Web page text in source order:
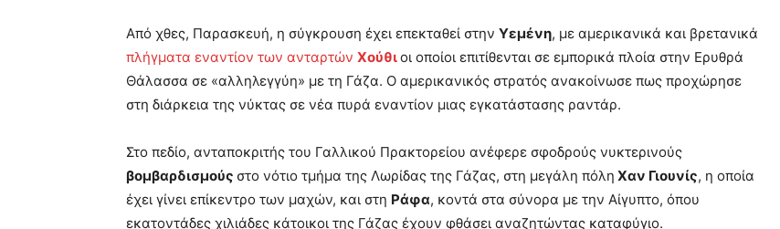
Από χθες, Παρασκευή, η σύγκρουση έχει επεκταθεί στην Υεμένη, με αμερικανικά και βρετανικά
πλήγματα εναντίον των ανταρτών Χούθιοι οποίοι επιτίθενται σε εμπορικά πλοία στην Ερυθρά
Θάλασσα σε «αλληλεγγύη» με τη Γάζα. Ο αμερικανικός στρατός ανακοίνωσε πως προχώρησε
στη διάρκεια της νύκτας σε νέα πυρά εναντίον μιας εγκατάστασης ραντάρ.
Στο πεδίο, ανταποκριτής του Γαλλικού Πρακτορείου ανέφερε σφοδρούς νυκτερινούς
βομβαρδισμούς στο νότιο τμήμα της Λωρίδας της Γάζας, στη μεγάλη πόλη Χαν Γιουνίς, η οποία
έχει γίνει επίκεντρο των μαχών, και στη Ράφα, κοντά στα σύνορα με την Αίγυπτο, όπου
εκατοντάδες χιλιάδες κάτοικοι της Γάζας έχουν φθάσει αναζητώντας καταφύγιο.